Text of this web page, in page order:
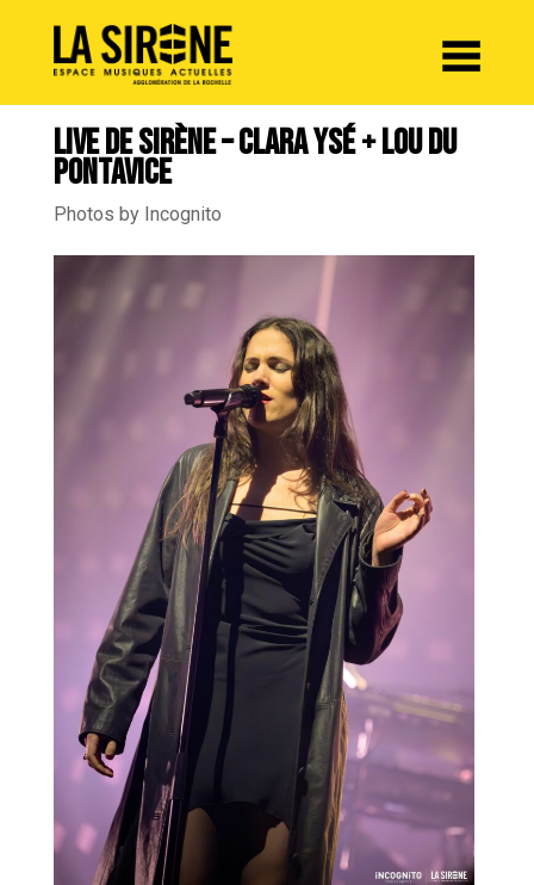
LIVE DE SIRÈNE – CLARA YSÉ + LOU DU
PONTAVICE
Photos by Incognito